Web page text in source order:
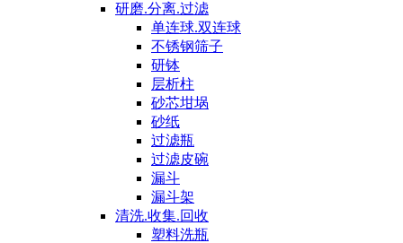
研磨.分离.过滤
单连球.双连球
不锈钢筛子
研钵
层析柱
砂芯坩埚
砂纸
过滤瓶
过滤皮碗
漏斗
漏斗架
清洗.收集.回收
塑料洗瓶